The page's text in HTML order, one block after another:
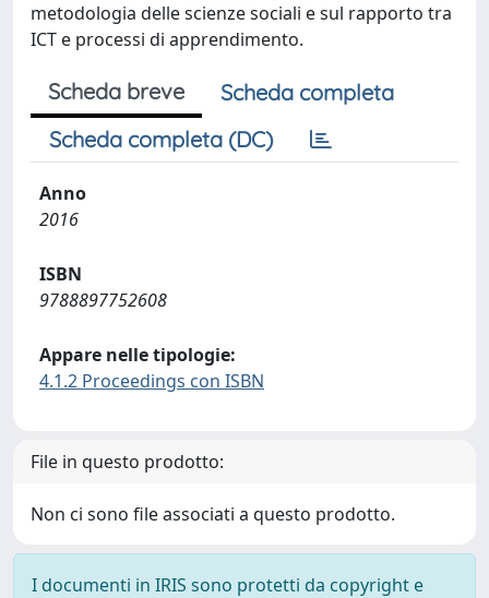
metodologia delle scienze sociali e sul rapporto tra
ICT e processi di apprendimento.
Scheda breve
Scheda completa
Scheda completa (DC)
Anno
2016
ISBN
9788897752608
Appare nelle tipologie:
4.1.2 Proceedings con ISBN
File in questo prodotto:
Non ci sono file associati a questo prodotto.
I documenti in IRIS sono protetti da copyright e